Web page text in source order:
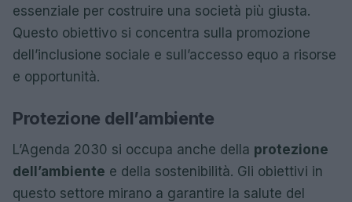
essenziale per costruire una società più giusta.
Questo obiettivo si concentra sulla promozione
dell’inclusione sociale e sull’accesso equo a risorse
e opportunità.
Protezione dell’ambiente
L’Agenda 2030 si occupa anche della protezione
dell’ambiente e della sostenibilità. Gli obiettivi in
questo settore mirano a garantire la salute del